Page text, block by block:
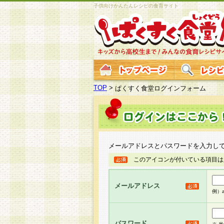
子供向けかんたんレシピの食育サイト
TOP >ぱくすく食堂ログインフォーム
メールアドレスとパスワードを入力し
このアイコンが付いている項目
メールアドレス
例）